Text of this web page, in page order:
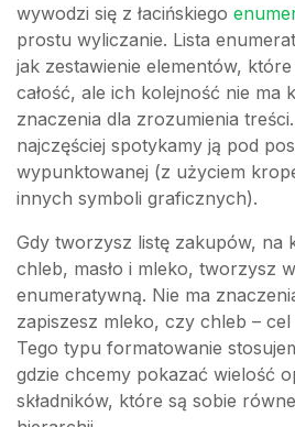
wywodzi się z łacińskiego
prostu wyliczanie. Lista
jak zestawienie elementów,
całość, ale ich kolejność nie ma
znaczenia dla zrozumienia
najczęściej spotykamy ją pod
wypunktowanej (z użyciem
innych symboli graficznych).
Gdy tworzysz listę zakupów, na
chleb, masło i mleko, tworzysz
enumeratywną. Nie ma
zapiszesz mleko, czy chleb –
Tego typu formatowanie
gdzie chcemy pokazać wielość
składników, które są sobie